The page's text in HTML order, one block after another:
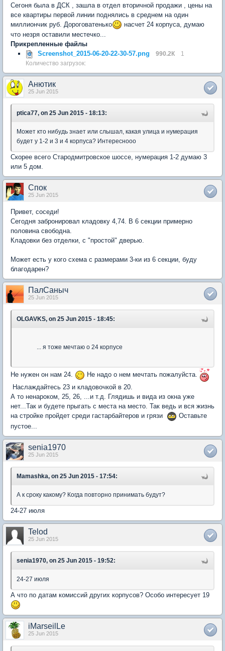
Сегоня была в ДСК , зашла в отдел вторичной продажи , цены на
все квартиры первой линии поднялись в среднем на один
миллиончик руб. Дороговатенько
насчет 24 корпуса, думаю
что незря оставили местечко...
Прикрепленные файлы
Screenshot_2015-06-20-22-30-57.png
990.2К
1
Количество загрузок:
Анютик
25 Jun 2015
ptica77, on 25 Jun 2015 - 18:13:
Может кто нибудь знает или слышал, какая улица и нумерация
будет у 1-2 и 3 и 4 корпуса? Интереснооо
Скорее всего Стародмитровское шоссе, нумерация 1-2 думаю 3
или 5 дом.
Спок
25 Jun 2015
Привет, соседи!
Сегодня забронировал кладовку 4,74. В 6 секции примерно
половина свободна.
Кладовки без отделки, с "простой" дверью.
Может есть у кого схема с размерами 3-ки из 6 секции, буду
благодарен?
ПалСаныч
25 Jun 2015
OLGAVKS, on 25 Jun 2015 - 18:45:
... я тоже мечтаю о 24 корпусе
Не нужен он нам 24.
Не надо о нем мечтать пожалуйста.
Наслаждайтесь 23 и кладовочкой в 20.
А то ненароком, 25, 26, ...и т.д. Глядишь и вида из окна уже
нет...Так и будете прыгать с места на место. Так ведь и вся жизнь
на стройке пройдет среди гастарбайтеров и грязи
Оставьте
пустое...
senia1970
25 Jun 2015
Mamashka, on 25 Jun 2015 - 17:54:
А к сроку какому? Когда повторно принимать будут?
24-27 июля
Telod
25 Jun 2015
senia1970, on 25 Jun 2015 - 19:52:
24-27 июля
А что по датам комиссий других корпусов? Особо интересует 19
iMarseilLe
25 Jun 2015